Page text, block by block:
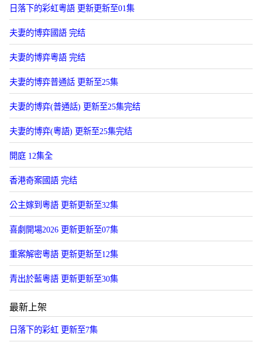
日落下的彩虹粵語 更新更新至01集
夫妻的博弈國語 完结
夫妻的博弈粵語 完结
夫妻的博弈普通話 更新至25集
夫妻的博弈(普通話) 更新至25集完结
夫妻的博弈(粵語) 更新至25集完结
開庭 12集全
香港奇案國語 完结
公主嫁到粵語 更新更新至32集
喜劇開場2026 更新更新至07集
重案解密粵語 更新更新至12集
青出於藍粵語 更新更新至30集
最新上架
日落下的彩虹 更新至7集